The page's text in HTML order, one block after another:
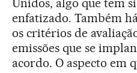
Unidos, algo que tem
enfatizado. Também
os critérios de
emissões que se
acordo. O aspecto em